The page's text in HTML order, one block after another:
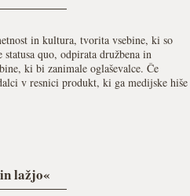
in kultura, tvorita vsebine, ki so
quo, odpirata družbena in
ki bi zanimale oglaševalce. Če
v resnici produkt, ki ga medijske hiše
lažjo«